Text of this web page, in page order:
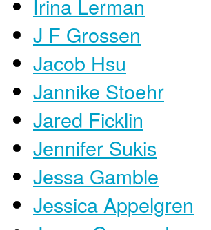
J F Grossen
Jacob Hsu
Jannike Stoehr
Jared Ficklin
Jennifer Sukis
Jessa Gamble
Jessica Appelgren